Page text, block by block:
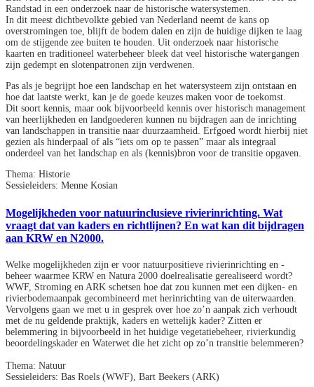
Randstad in een onderzoek naar de historische watersystemen.
In dit meest dichtbevolkte gebied van Nederland neemt de kans op
overstromingen toe, blijft de bodem dalen en zijn de huidige dijken te laag
om de stijgende zee buiten te houden. Uit onderzoek naar historische
kaarten en traditioneel waterbeheer bleek dat veel historische watergangen
zijn gedempt en slotenpatronen zijn verdwenen.
Pas als je begrijpt hoe een landschap en het watersysteem zijn ontstaan en
hoe dat laatste werkt, kan je de goede keuzes maken voor de toekomst.
Dit soort kennis, maar ook bijvoorbeeld kennis over historisch management
van heerlijkheden en landgoederen kunnen nu bijdragen aan de inrichting
van landschappen in transitie naar duurzaamheid. Erfgoed wordt hierbij niet
gezien als hinderpaal of als “iets om op te passen” maar als integraal
onderdeel van het landschap en als (kennis)bron voor de transitie opgaven.
Thema: Historie
Sessieleiders: Menne Kosian
Mogelijkheden voor natuurinclusieve rivierinrichting. Wat
vraagt dat van kaders en richtlijnen? En wat kan dit bijdragen
aan KRW en N2000.
Welke mogelijkheden zijn er voor natuurpositieve rivierinrichting en -
beheer waarmee KRW en Natura 2000 doelrealisatie gerealiseerd wordt?
WWF, Stroming en ARK schetsen hoe dat zou kunnen met een dijken- en
rivierbodemaanpak gecombineerd met herinrichting van de uiterwaarden.
Vervolgens gaan we met u in gesprek over hoe zo’n aanpak zich verhoudt
met de nu geldende praktijk, kaders en wettelijk kader? Zitten er
belemmering in bijvoorbeeld in het huidige vegetatiebeheer, rivierkundig
beoordelingskader en Waterwet die het zicht op zo’n transitie belemmeren?
Thema: Natuur
Sessieleiders: Bas Roels (WWF), Bart Beekers (ARK)